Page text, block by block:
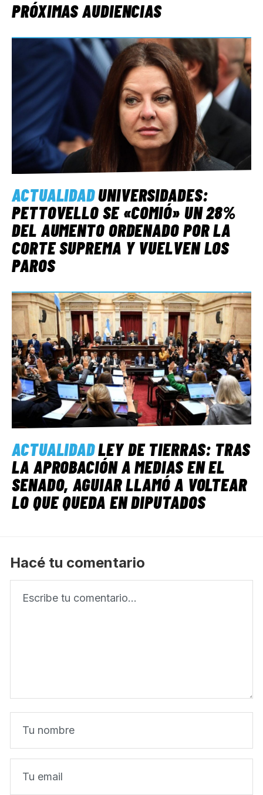
PRÓXIMAS AUDIENCIAS
ACTUALIDADUNIVERSIDADES:
PETTOVELLO SE «COMIÓ» UN 28%
DEL AUMENTO ORDENADO POR LA
CORTE SUPREMA Y VUELVEN LOS
PAROS
ACTUALIDADLEY DE TIERRAS: TRAS
LA APROBACIÓN A MEDIAS EN EL
SENADO, AGUIAR LLAMÓ A VOLTEAR
LO QUE QUEDA EN DIPUTADOS
Hacé tu comentario